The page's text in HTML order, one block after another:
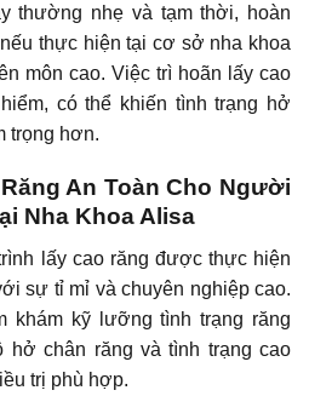
thường nhẹ và tạm thời, hoàn
thực hiện tại cơ sở nha khoa
môn cao. Việc trì hoãn lấy cao
có thể khiến tình trạng hở
trọng hơn.
An Toàn Cho Người
Nha Khoa Alisa
lấy cao răng được thực hiện
sự tỉ mỉ và chuyên nghiệp cao.
khám kỹ lưỡng tình trạng răng
hở chân răng và tình trạng cao
trị phù hợp.